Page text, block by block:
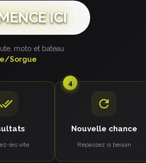
ICI
moto et bateau
Sorgue
les vite
4
Nouvelle chance
Repassez si besoin